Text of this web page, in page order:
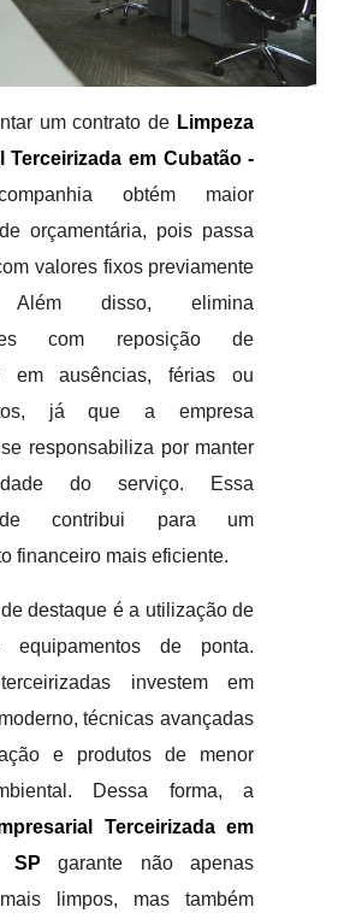
um contrato de Limpeza
Terceirizada em Cubatão -
obtém maior
orçamentária, pois passa
valores fixos previamente
Além disso, elimina
com reposição de
em ausências, férias ou
já que a empresa
responsabiliza por manter
do serviço. Essa
contribui para um
financeiro mais eficiente.
destaque é a utilização de
equipamentos de ponta.
investem em
técnicas avançadas
e produtos de menor
Dessa forma, a
Terceirizada em
SP garante não apenas
limpos, mas também